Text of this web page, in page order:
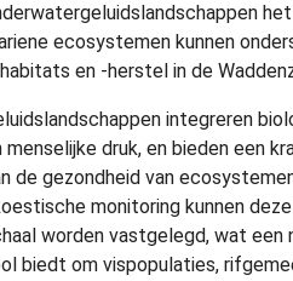
ecosystemen kunnen
en -herstel in de
integreren
menselijke druk, en bieden een
de gezondheid van
monitoring kunnen
worden vastgelegd, wat
biedt om vispopulaties,